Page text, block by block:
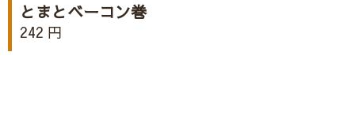
とまとベーコン巻
242 円